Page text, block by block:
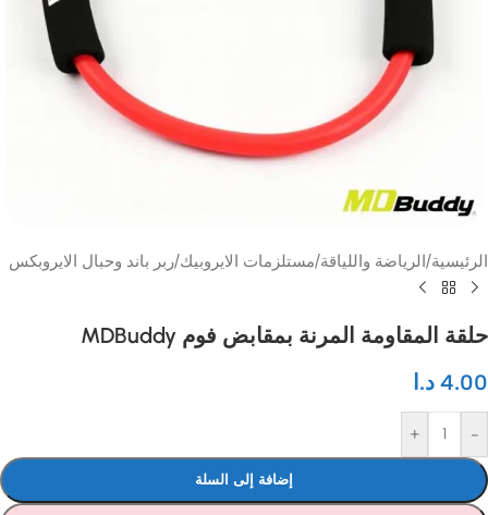
الرئيسية/الرياضة واللياقة/مستلزمات الايروبيك/ربر باند وحبال الايروبكس
حلقة المقاومة المرنة بمقابض فوم MDBuddy
4.00 د.ا
-
+
إضافة إلى السلة